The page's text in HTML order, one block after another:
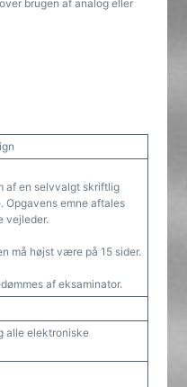
brugen af analog eller
af en selvvalgt skriftlig
Opgavens emne aftales
vejleder.
må højst være på 15 sider.
af eksaminator.
alle elektroniske